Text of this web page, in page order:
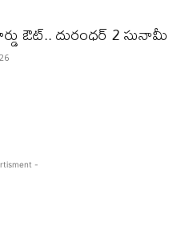
ఔట్‌.. దురంధ‌ర్ 2 సునామీ
-